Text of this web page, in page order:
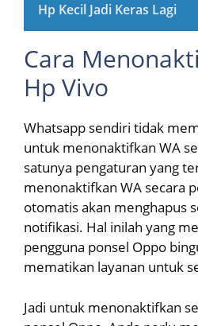
Hp Kecil Jadi Keras Lagi
Cara
Hp Vivo
Whatsapp sendiri tidak
untuk menonaktifkan WA
satunya pengaturan yang
menonaktifkan WA secara
otomatis akan menghapus
notifikasi. Hal inilah yang
pengguna ponsel Oppo
mematikan layanan untuk
Jadi untuk menonaktifkan